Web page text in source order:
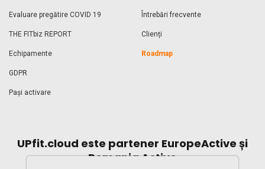
Evaluare pregătire COVID 19
THE FITbiz REPORT
Echipamente
GDPR
Pași activare
Întrebări frecvente
Clienți
Roadmap
UPfit.cloud este partener EuropeActive și
Romania Active